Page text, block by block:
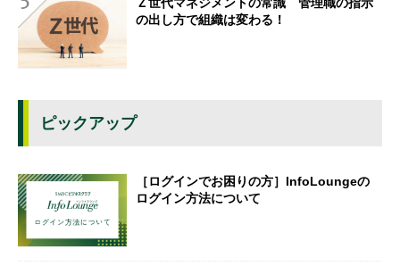
の出し方で組織は変わる！
ピックアップ
［ログインでお困りの方］InfoLoungeの
ログイン方法について